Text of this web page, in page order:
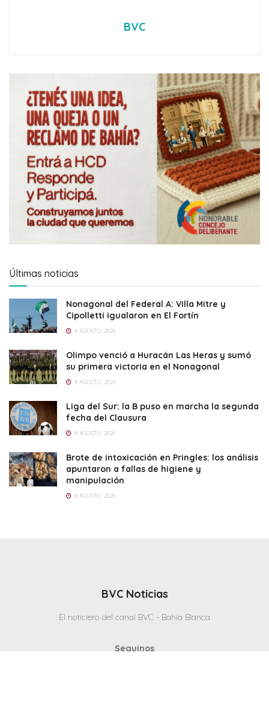
BVC
Últimas noticias
Nonagonal del Federal A: Villa Mitre y
Cipolletti igualaron en El Fortín
8 AGOSTO, 2026
Olimpo venció a Huracán Las Heras y sumó
su primera victoria en el Nonagonal
8 AGOSTO, 2026
Liga del Sur: la B puso en marcha la segunda
fecha del Clausura
8 AGOSTO, 2026
Brote de intoxicación en Pringles: los análisis
apuntaron a fallas de higiene y
manipulación
8 AGOSTO, 2026
BVC Noticias
El noticiero del canal BVC - Bahia Blanca
Seguinos